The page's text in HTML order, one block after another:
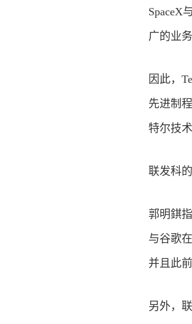
SpaceX
广的业务
因此，
先进制
特尔技术
联发科
郭明錤
与谷歌
并且此
另外，